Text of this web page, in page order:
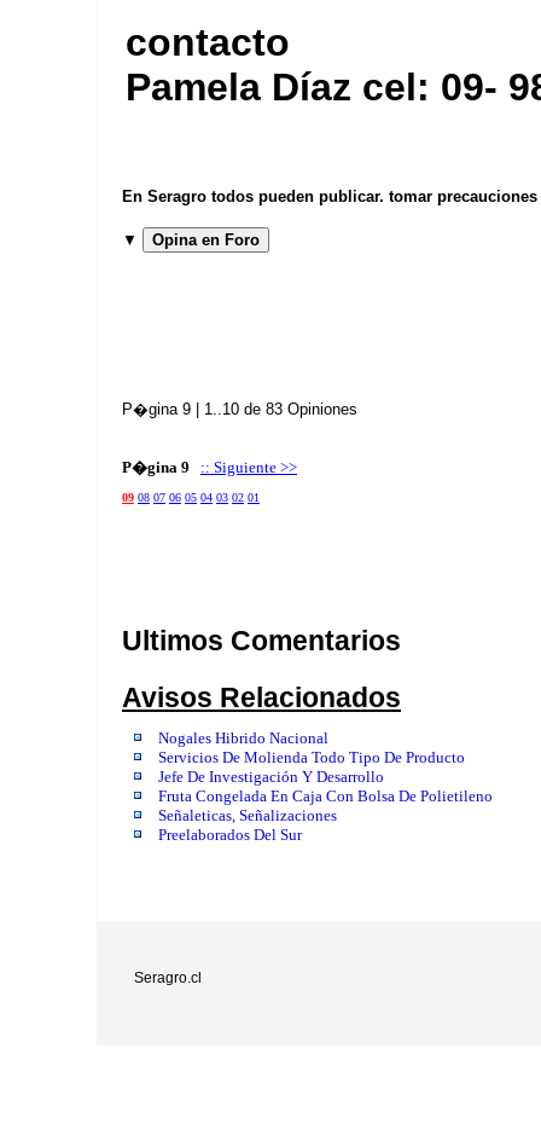
contacto
Pamela Díaz cel: 09-
En Seragro todos pueden publicar. tomar
▼ Opina en Foro
P�gina 9 | 1..10 de 83 Opiniones
P�gina 9 :: Siguiente >>
09 08 07 06 05 04 03 02 01
Ultimos Comentarios
Avisos Relacionados
Nogales Hibrido Nacional
Servicios De Molienda Todo Tipo De Producto
Jefe De Investigación Y Desarrollo
Fruta Congelada En Caja Con Bolsa De Polietileno
Señaleticas, Señalizaciones
Preelaborados Del Sur
Seragro.cl